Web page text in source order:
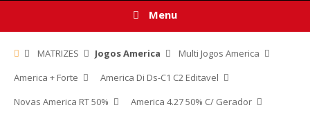
Menu
MATRIZES Jogos America
Multi Jogos America
America + Forte
America Di Ds-C1 C2 Editavel
Novas America RT 50%
America 4.27 50% C/ Gerador